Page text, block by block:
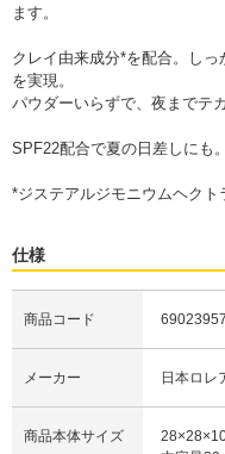
ます。
クレイ由来成分*を配合。し
を実現。
パウダーいらずで、夜までテ
SPF22配合で夏の日差しにも
*ジステアルジモニウムヘクト
仕様
商品コード
メーカー 日本ロレ
商品本体サイズ